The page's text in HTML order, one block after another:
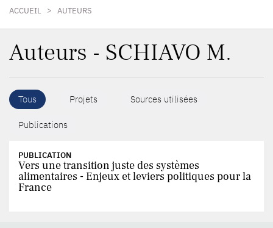
ACCUEIL > AUTEURS
Auteurs - SCHIAVO M.
Tous Projets Sources utilisées
Publications
PUBLICATION
Vers une transition juste des systèmes
alimentaires - Enjeux et leviers politiques pour la
France